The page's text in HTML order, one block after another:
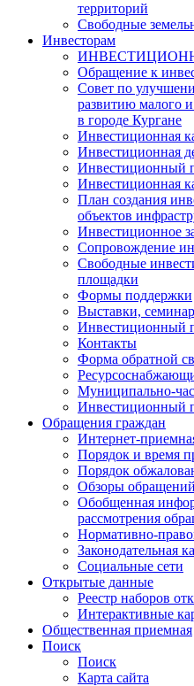
территорий
Свободные
Инвесторам
Обращение к
Совет по
развитию малого
в городе Кургане
Инвестиционная
Инвестиционная
Инвестиционный
Инвестиционная
План создания
объектов
Инвестиционное
Сопровождение
Свободные
площадки
Формы поддержки
Выставки,
Инвестиционный
Контакты
Форма обратной
Муниципально-
Инвестиционный
Обращения граждан
Интернет-
Порядок и время
Порядок
Обзоры
Обобщенная
рассмотрения
Нормативно-
Законодательная
Социальные сети
Открытые данные
Реестр наборов
Интерактивные
Общественная приемная
Поиск
Поиск
Карта сайта